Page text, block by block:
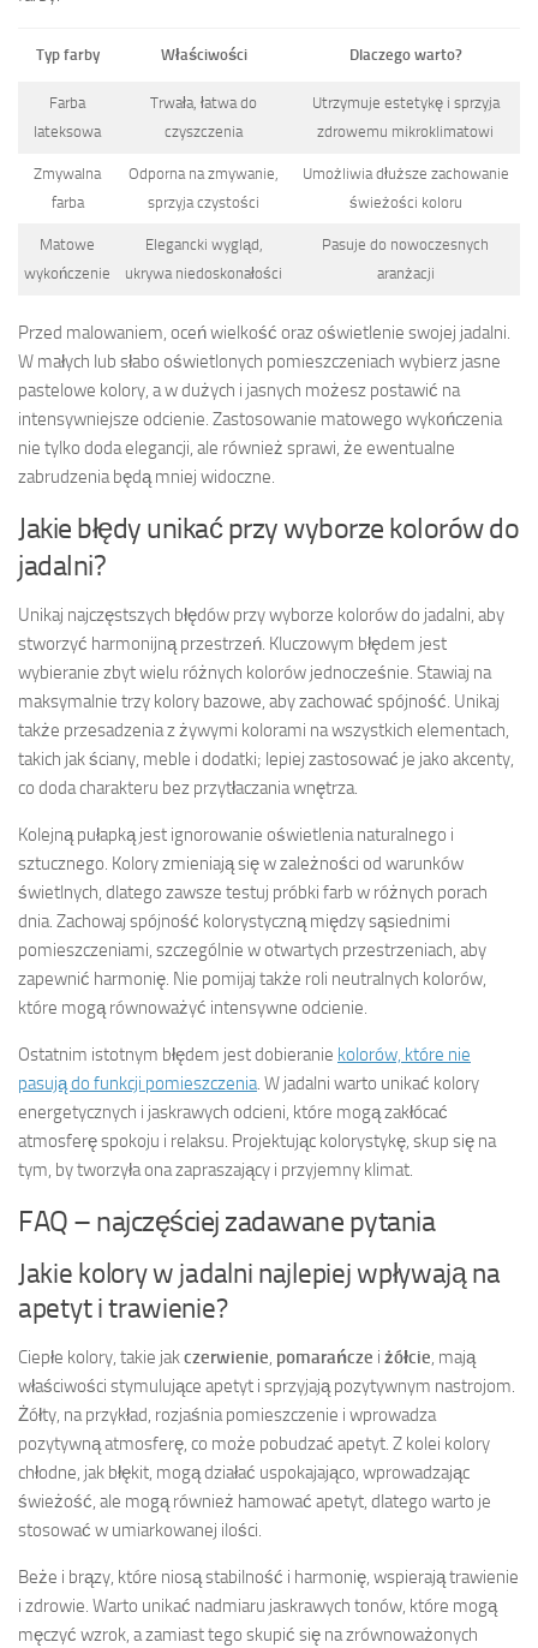
Typ farby Właściwości Dlaczego warto?
Farba
lateksowa
Trwała, łatwa do
czyszczenia
Utrzymuje estetykę i sprzyja
zdrowemu mikroklimatowi
Zmywalna
farba
Odporna na zmywanie,
sprzyja czystości
Umożliwia dłuższe zachowanie
świeżości koloru
Matowe
wykończenie
Elegancki wygląd,
ukrywa niedoskonałości
Pasuje do nowoczesnych
aranżacji
Przed malowaniem, oceń wielkość oraz oświetlenie swojej jadalni.
W małych lub słabo oświetlonych pomieszczeniach wybierz jasne
pastelowe kolory, a w dużych i jasnych możesz postawić na
intensywniejsze odcienie. Zastosowanie matowego wykończenia
nie tylko doda elegancji, ale również sprawi, że ewentualne
zabrudzenia będą mniej widoczne.
Jakie błędy unikać przy wyborze kolorów do
jadalni?
Unikaj najczęstszych błędów przy wyborze kolorów do jadalni, aby
stworzyć harmonijną przestrzeń. Kluczowym błędem jest
wybieranie zbyt wielu różnych kolorów jednocześnie. Stawiaj na
maksymalnie trzy kolory bazowe, aby zachować spójność. Unikaj
także przesadzenia z żywymi kolorami na wszystkich elementach,
takich jak ściany, meble i dodatki; lepiej zastosować je jako akcenty,
co doda charakteru bez przytłaczania wnętrza.
Kolejną pułapką jest ignorowanie oświetlenia naturalnego i
sztucznego. Kolory zmieniają się w zależności od warunków
świetlnych, dlatego zawsze testuj próbki farb w różnych porach
dnia. Zachowaj spójność kolorystyczną między sąsiednimi
pomieszczeniami, szczególnie w otwartych przestrzeniach, aby
zapewnić harmonię. Nie pomijaj także roli neutralnych kolorów,
które mogą równoważyć intensywne odcienie.
Ostatnim istotnym błędem jest dobieranie kolorów, które nie
pasują do funkcji pomieszczenia. W jadalni warto unikać kolory
energetycznych i jaskrawych odcieni, które mogą zakłócać
atmosferę spokoju i relaksu. Projektując kolorystykę, skup się na
tym, by tworzyła ona zapraszający i przyjemny klimat.
FAQ – najczęściej zadawane pytania
Jakie kolory w jadalni najlepiej wpływają na
apetyt i trawienie?
Ciepłe kolory, takie jakczerwienie, pomarańcze i żółcie, mają
właściwości stymulujące apetyt i sprzyjają pozytywnym nastrojom.
Żółty, na przykład, rozjaśnia pomieszczenie i wprowadza
pozytywną atmosferę, co może pobudzać apetyt. Z kolei kolory
chłodne, jak błękit, mogą działać uspokajająco, wprowadzając
świeżość, ale mogą również hamować apetyt, dlatego warto je
stosować w umiarkowanej ilości.
Beże i brązy, które niosą stabilność i harmonię, wspierają trawienie
i zdrowie. Warto unikać nadmiaru jaskrawych tonów, które mogą
męczyć wzrok, a zamiast tego skupić się na zrównoważonych